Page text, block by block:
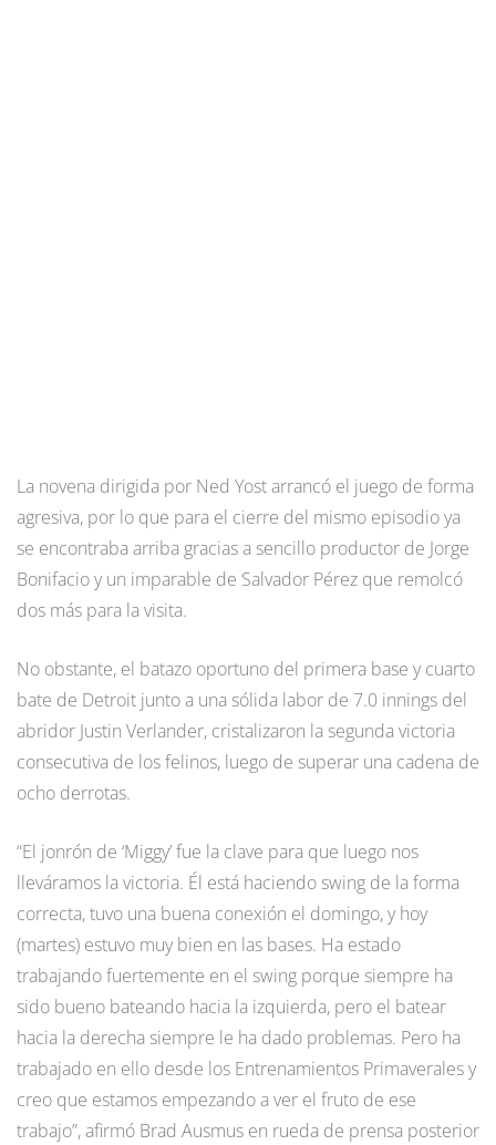
La novena dirigida por Ned Yost arrancó el juego de forma
agresiva, por lo que para el cierre del mismo episodio ya
se encontraba arriba gracias a sencillo productor de Jorge
Bonifacio y un imparable de Salvador Pérez que remolcó
dos más para la visita.
No obstante, el batazo oportuno del primera base y cuarto
bate de Detroit junto a una sólida labor de 7.0 innings del
abridor Justin Verlander, cristalizaron la segunda victoria
consecutiva de los felinos, luego de superar una cadena de
ocho derrotas.
“El jonrón de ‘Miggy’ fue la clave para que luego nos
lleváramos la victoria. Él está haciendo swing de la forma
correcta, tuvo una buena conexión el domingo, y hoy
(martes) estuvo muy bien en las bases. Ha estado
trabajando fuertemente en el swing porque siempre ha
sido bueno bateando hacia la izquierda, pero el batear
hacia la derecha siempre le ha dado problemas. Pero ha
trabajado en ello desde los Entrenamientos Primaverales y
creo que estamos empezando a ver el fruto de ese
trabajo”, afirmó Brad Ausmus en rueda de prensa posterior